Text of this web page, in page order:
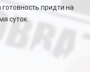
придти на
суток.